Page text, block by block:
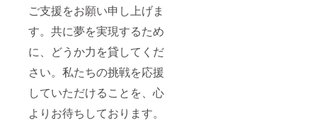
ご支援をお願い申し上げま
す。共に夢を実現するため
に、どうか力を貸してくだ
さい。私たちの挑戦を応援
していただけることを、心
よりお待ちしております。